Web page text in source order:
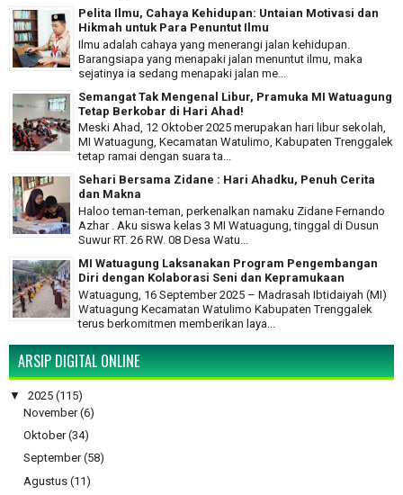
Pelita Ilmu, Cahaya Kehidupan: Untaian Motivasi dan
Hikmah untuk Para Penuntut Ilmu
Ilmu adalah cahaya yang menerangi jalan kehidupan.
Barangsiapa yang menapaki jalan menuntut ilmu, maka
sejatinya ia sedang menapaki jalan me...
Semangat Tak Mengenal Libur, Pramuka MI Watuagung
Tetap Berkobar di Hari Ahad!
Meski Ahad, 12 Oktober 2025 merupakan hari libur sekolah,
MI Watuagung, Kecamatan Watulimo, Kabupaten Trenggalek
tetap ramai dengan suara ta...
Sehari Bersama Zidane : Hari Ahadku, Penuh Cerita
dan Makna
Haloo teman-teman, perkenalkan namaku Zidane Fernando
Azhar . Aku siswa kelas 3 MI Watuagung, tinggal di Dusun
Suwur RT. 26 RW. 08 Desa Watu...
MI Watuagung Laksanakan Program Pengembangan
Diri dengan Kolaborasi Seni dan Kepramukaan
Watuagung, 16 September 2025 – Madrasah Ibtidaiyah (MI)
Watuagung Kecamatan Watulimo Kabupaten Trenggalek
terus berkomitmen memberikan laya...
ARSIP DIGITAL ONLINE
▼ 2025 (115)
November (6)
Oktober (34)
September (58)
Agustus (11)